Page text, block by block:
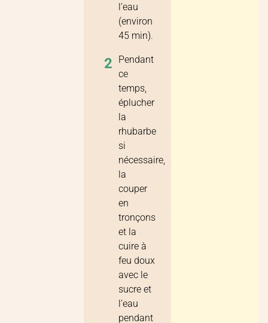
l’eau
(environ
45 min).
2
Pendant
ce
temps,
éplucher
la
rhubarbe
si
nécessaire,
la
couper
en
tronçons
et la
cuire à
feu doux
avec le
sucre et
l’eau
pendant